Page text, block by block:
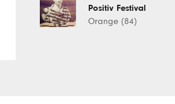
Positiv Festival
Orange (84)